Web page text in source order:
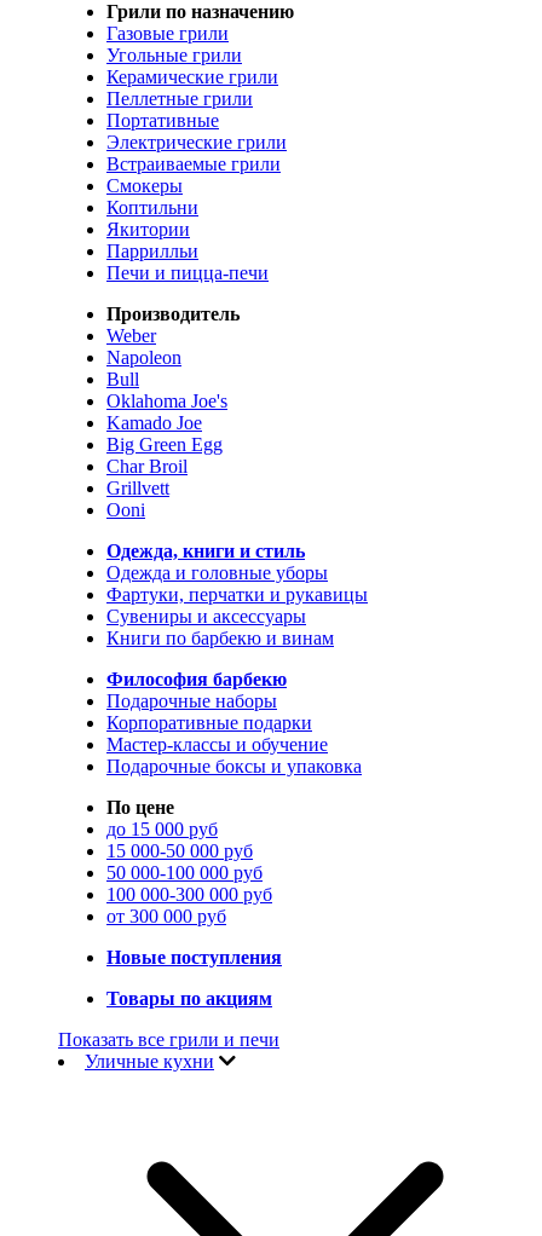
Грили по назначению
Газовые грили
Угольные грили
Керамические грили
Пеллетные грили
Портативные
Электрические грили
Встраиваемые грили
Смокеры
Коптильни
Якитории
Паррилльи
Печи и пицца-печи
Производитель
Weber
Napoleon
Bull
Oklahoma Joe's
Kamado Joe
Big Green Egg
Char Broil
Grillvett
Ooni
Одежда, книги и стиль
Одежда и головные уборы
Фартуки, перчатки и рукавицы
Сувениры и аксессуары
Книги по барбекю и винам
Философия барбекю
Подарочные наборы
Корпоративные подарки
Мастер-классы и обучение
Подарочные боксы и упаковка
По цене
до 15 000 руб
15 000-50 000 руб
50 000-100 000 руб
100 000-300 000 руб
от 300 000 руб
Новые поступления
Товары по акциям
Показать все грили и печи
Уличные кухни